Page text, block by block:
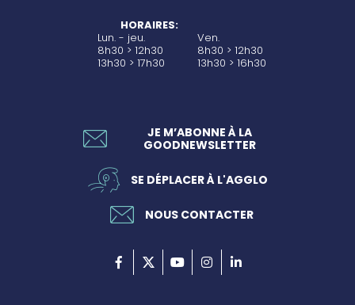
HORAIRES:
Lun. - jeu.
8h30 > 12h30
13h30 > 17h30
Ven.
8h30 > 12h30
13h30 > 16h30
JE M’ABONNE À LA
GOODNEWSLETTER
SE DÉPLACER À L'AGGLO
NOUS CONTACTER